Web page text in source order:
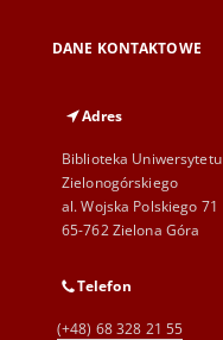
DANE KONTAKTOWE
Adres
Biblioteka Uniwersytetu
Zielonogórskiego
al. Wojska Polskiego 71
65-762 Zielona Góra
Telefon
(+48) 68 328 21 55